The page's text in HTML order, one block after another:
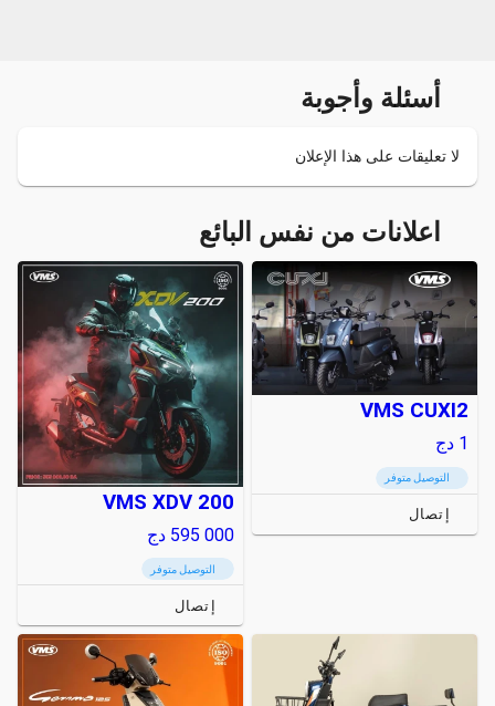
أسئلة وأجوبة
لا تعليقات على هذا الإعلان
اعلانات من نفس البائع
VMS CUXI2
1 دج
التوصيل متوفر
إتصال
VMS XDV 200
595 000 دج
التوصيل متوفر
إتصال